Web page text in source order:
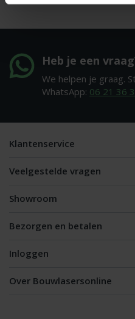
Heb je een
We helpen je graag.
WhatsApp: 06 21 36
Klantenservice
Veelgestelde vragen
Showroom
Bezorgen en betalen
Inloggen
Over Bouwlasersonline